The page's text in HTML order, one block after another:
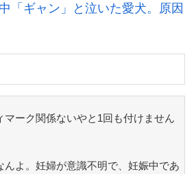
「ギャン」と泣いた愛犬。原因
マーク関係ないやと1回も付けません
んよ。妊婦が意識不明で、妊娠中であ